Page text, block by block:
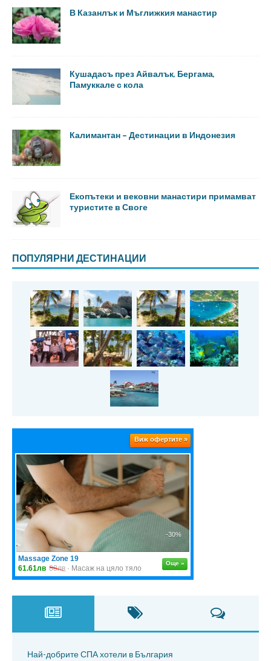
В Казанлък и Мъглижкия манастир
Кушадасъ през Айвалък, Бергама,
Памуккале с кола
Калимантан – Дестинации в Индонезия
Екопътеки и вековни манастири примамват
туристите в Своге
ПОПУЛЯРНИ ДЕСТИНАЦИИ
Най-добрите СПА хотели в България